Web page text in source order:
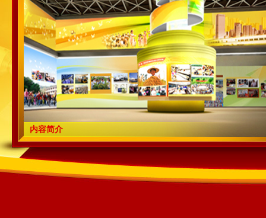
内容简介